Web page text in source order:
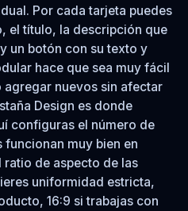
Por cada tarjeta puedes
el título, la descripción que
un botón con su texto y
hace que sea muy fácil
nuevos sin afectar
Design es donde
configuras el número de
muy bien en
ratio de aspecto de las
uniformidad estricta,
16:9 si trabajas con